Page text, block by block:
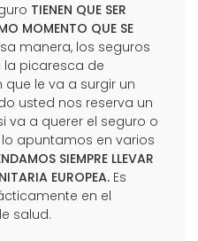
TIENEN QUE SER
MOMENTO QUE SE
manera, los seguros
la picaresca de
le va a surgir un
usted nos reserva un
va a querer el seguro o
apuntamos en varios
SIEMPRE LLEVAR
EUROPEA. Es
en el
salud.